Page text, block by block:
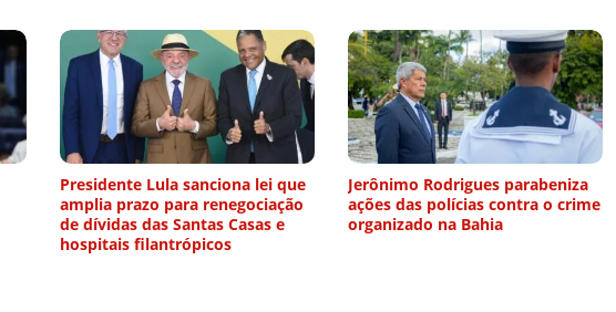
Presidente Lula sanciona lei que
amplia prazo para renegociação
de dívidas das Santas Casas e
hospitais filantrópicos
Jerônimo Rodrigues parabeniza
ações das polícias contra o crime
organizado na Bahia